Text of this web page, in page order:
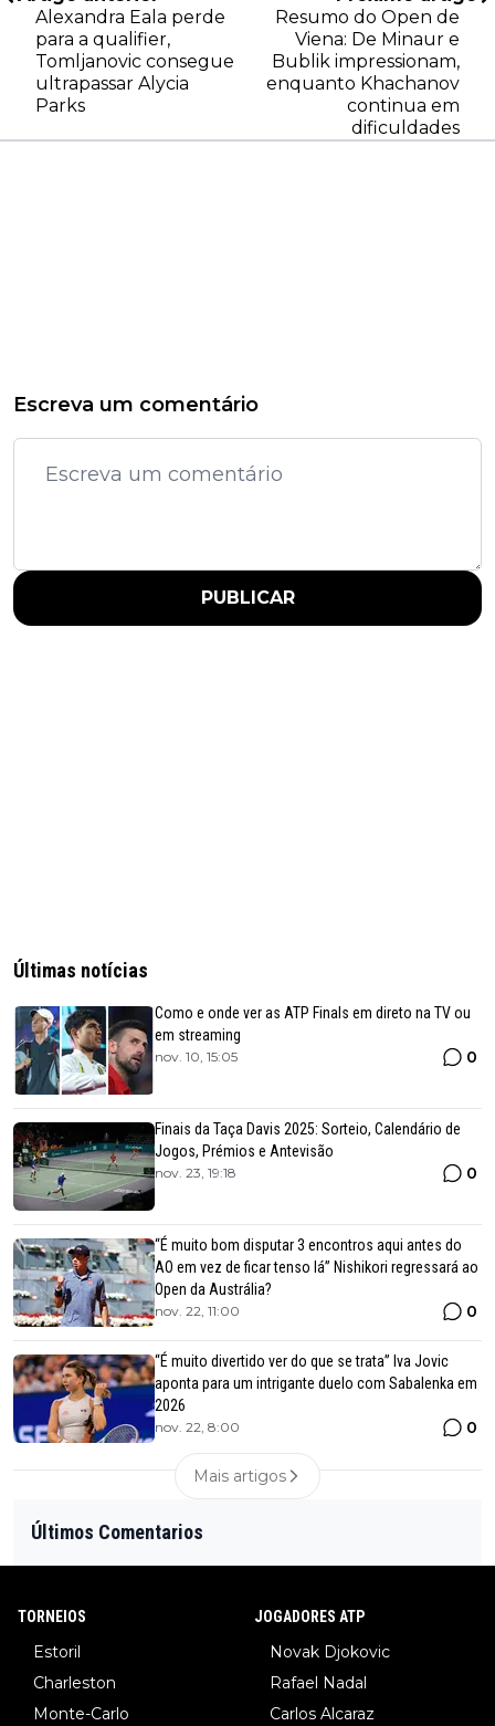
Alexandra Eala perde
para a qualifier,
Tomljanovic consegue
ultrapassar Alycia
Parks
Resumo do Open de
Viena: De Minaur e
Bublik impressionam,
enquanto Khachanov
continua em
dificuldades
Escreva um comentário
PUBLICAR
Últimas notícias
Como e onde ver as ATP Finals em direto na TV ou
em streaming
nov. 10, 15:05 0
Finais da Taça Davis 2025: Sorteio, Calendário de
Jogos, Prémios e Antevisão
nov. 23, 19:18 0
“É muito bom disputar 3 encontros aqui antes do
AO em vez de ficar tenso lá” Nishikori regressará ao
Open da Austrália?
nov. 22, 11:00 0
“É muito divertido ver do que se trata” Iva Jovic
aponta para um intrigante duelo com Sabalenka em
2026
nov. 22, 8:00 0
Mais artigos
Últimos Comentarios
TORNEIOS
Estoril
Charleston
Monte-Carlo
JOGADORES ATP
Novak Djokovic
Rafael Nadal
Carlos Alcaraz